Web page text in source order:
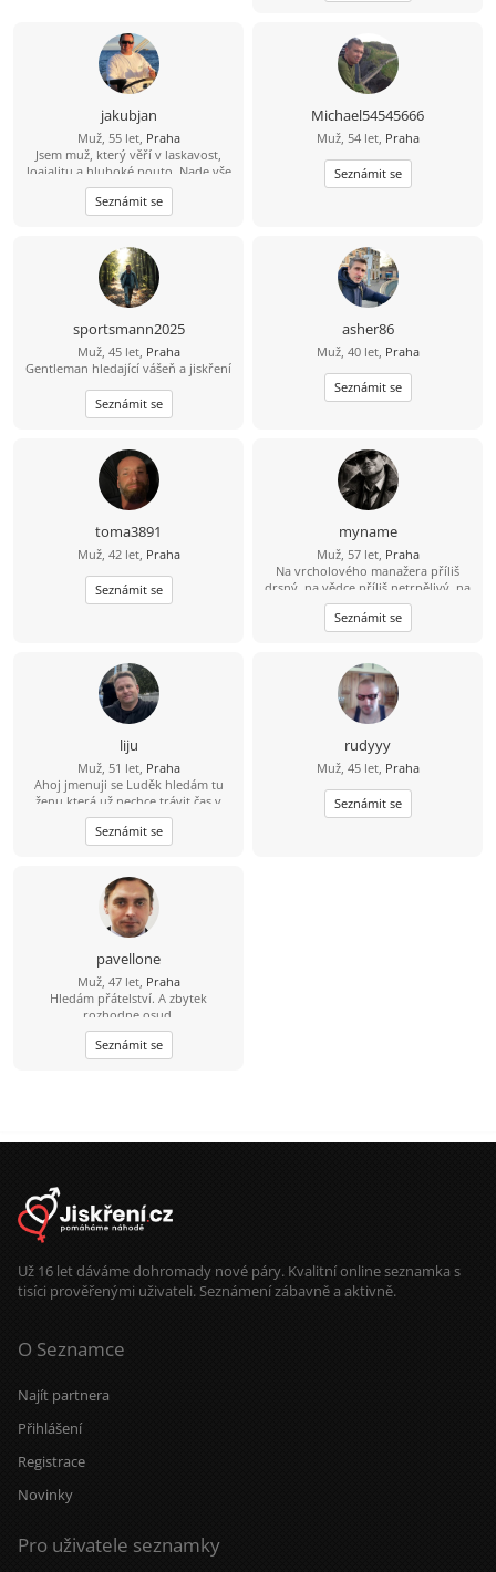
jakubjan
Muž, 55 let, Praha
Jsem muž, který věří v laskavost,
loajalitu a hluboké pouto. Nade vše
si cením upřímnosti a sním o tom, že
budu sdílet jednoduché a krásné
životní okamžiky s někým, kdo se v
Seznámit se
Michael54545666
Muž, 54 let, Praha
Seznámit se
sportsmann2025
Muž, 45 let, Praha
Gentleman hledající vášeň a jiskření
Seznámit se
asher86
Muž, 40 let, Praha
Seznámit se
toma3891
Muž, 42 let, Praha
Seznámit se
myname
Muž, 57 let, Praha
Na vrcholového manažera příliš
drsný, na vědce příliš netrpělivý, na
mafiána příliš opatrný, na
úspěšného investora příliš líný, na
lenocha příliš aktivní, na to abych
se vyhýbal vztahu se ženou příliš
romantický. Snad si jednoho dne
konečně vyberu, kým chci být. A
nebo taky ne. Blíženci nemusí. :-)
Seznámit se
liju
Muž, 51 let, Praha
Ahoj jmenuji se Luděk hledám tu
ženu která už nechce trávit čas v
samotě život je krátký pojďme si ho
pořádně užít :-) .
Seznámit se
rudyyy
Muž, 45 let, Praha
Seznámit se
pavellone
Muž, 47 let, Praha
Hledám přátelství. A zbytek
rozhodne osud.
Seznámit se
Už 16 let dáváme dohromady nové páry. Kvalitní online seznamka s
tisíci prověřenými uživateli. Seznámení zábavně a aktivně.
O Seznamce
Najít partnera
Přihlášení
Registrace
Novinky
Pro uživatele seznamky